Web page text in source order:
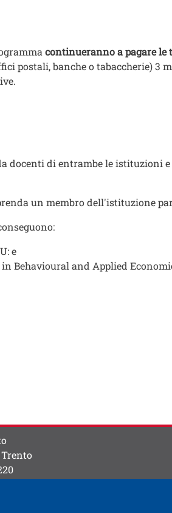
continueranno a pagare le
postali, banche o tabaccherie) 3
docenti di entrambe le istituzioni e
un membro dell'istituzione
e
Behavioural and Applied
Trento